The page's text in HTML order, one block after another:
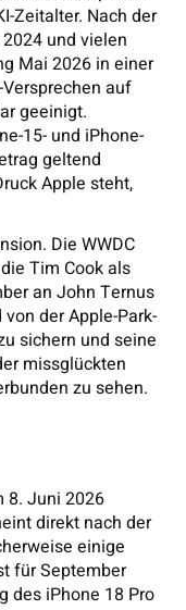
Zeitalter. Nach der
und vielen
Mai 2026 in einer
auf
geeinigt.
15- und iPhone-
geltend
Apple steht,
Die WWDC
Tim Cook als
an John Ternus
der Apple-Park-
sichern und seine
missglückten
zu sehen.
8. Juni 2026
direkt nach der
einige
für September
des iPhone 18 Pro